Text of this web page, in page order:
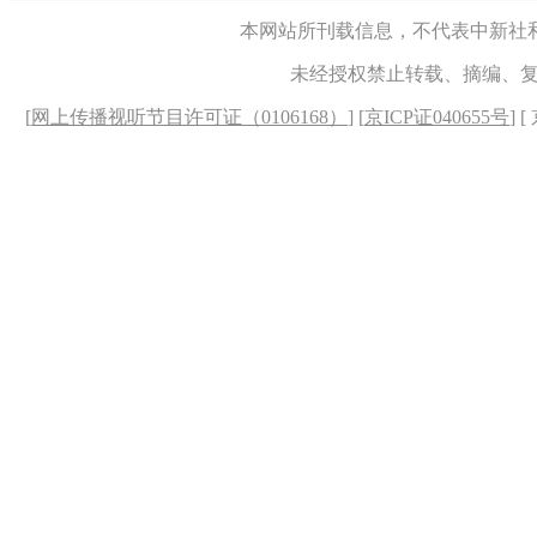
本网站所刊载信息，不代表中新
未经授权禁止转载、摘编、
[网上传播视听节目许可证（0106168） ] [京ICP证040655号] [